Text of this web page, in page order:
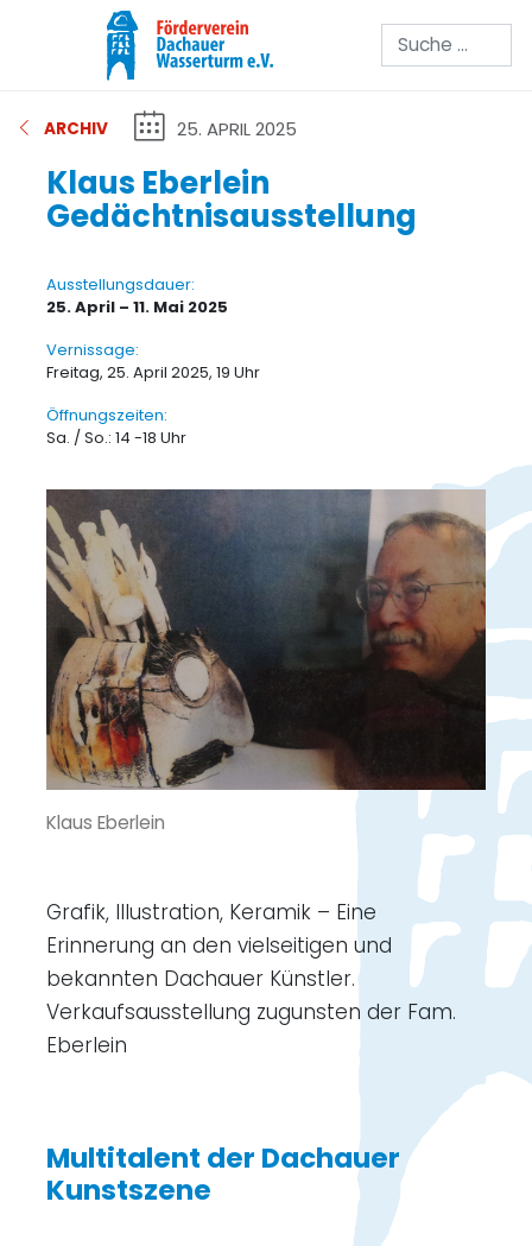
Suchen
ARCHIV 25. APRIL 2025
Klaus Eberlein
Gedächtnisausstellung
Ausstellungsdauer:
25. April – 11. Mai 2025
Vernissage:
Freitag, 25. April 2025, 19 Uhr
Öffnungszeiten:
Sa. / So.: 14 -18 Uhr
Klaus Eberlein
Grafik, Illustration, Keramik – Eine
Erinnerung an den vielseitigen und
bekannten Dachauer Künstler.
Verkaufsausstellung zugunsten der Fam.
Eberlein
Multitalent der Dachauer
Kunstszene